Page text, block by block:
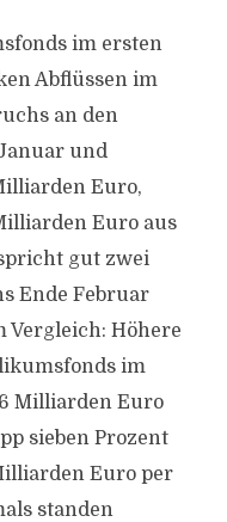
im ersten
Abflüssen im
an den
und
Euro,
Euro aus
gut zwei
Ende Februar
Vergleich: Höhere
im
Milliarden Euro
sieben Prozent
Euro per
standen